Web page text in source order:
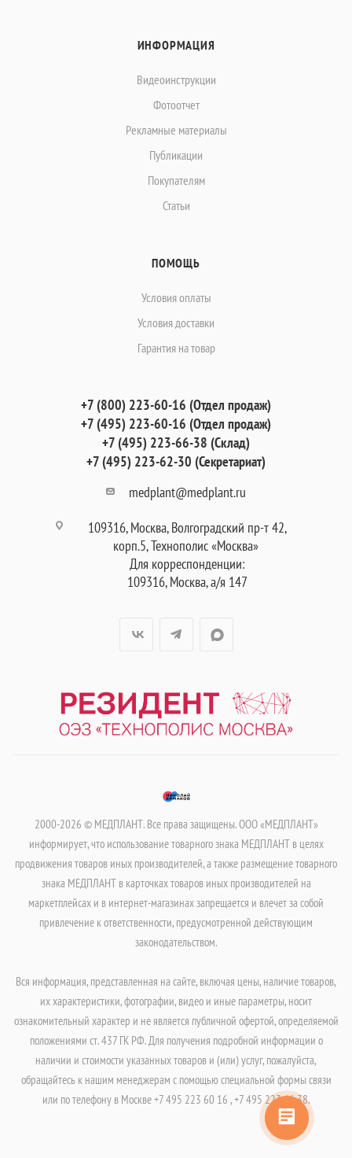
ИНФОРМАЦИЯ
Видеоинструкции
Фотоотчет
Рекламные материалы
Публикации
Покупателям
Статьи
ПОМОЩЬ
Условия оплаты
Условия доставки
Гарантия на товар
+7 (800) 223-60-16 (Отдел продаж)
+7 (495) 223-60-16 (Отдел продаж)
+7 (495) 223-66-38 (Склад)
+7 (495) 223-62-30 (Секретариат)
medplant@medplant.ru
109316, Москва, Волгоградский пр-т 42,
корп.5, Технополис «Москва»
Для корреспонденции:
109316, Москва, а/я 147
2000-2026 © МЕДПЛАНТ. Все права защищены. ООО «МЕДПЛАНТ»
информирует, что использование товарного знака МЕДПЛАНТ в целях
продвижения товаров иных производителей, а также размещение товарного
знака МЕДПЛАНТ в карточках товаров иных производителей на
маркетплейсах и в интернет-магазинах запрещается и влечет за собой
привлечение к ответственности, предусмотренной действующим
законодательством.
Вся информация, представленная на сайте, включая цены, наличие товаров,
их характеристики, фотографии, видео и иные параметры, носит
ознакомительный характер и не является публичной офертой, определяемой
положениями ст. 437 ГК РФ. Для получения подробной информации о
наличии и стоимости указанных товаров и (или) услуг, пожалуйста,
обращайтесь к нашим менеджерам с помощью специальной формы связи
или по телефону в Москве +7 495 223 60 16 , +7 495 223 66 38.